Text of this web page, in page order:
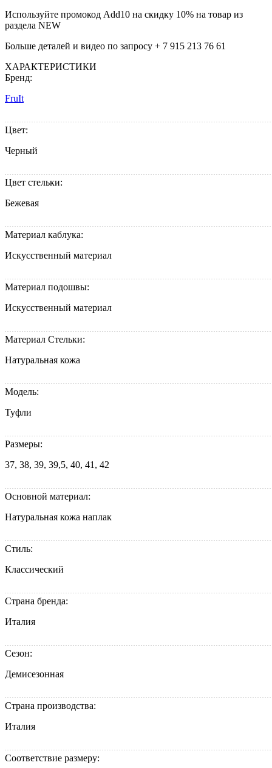
Используйте промокод Add10 на скидку 10% на товар из
раздела NEW
Больше деталей и видео по запросу + 7 915 213 76 61
ХАРАКТЕРИСТИКИ
Бренд:
FruIt
Цвет:
Черный
Цвет стельки:
Бежевая
Материал каблука:
Искусственный материал
Материал подошвы:
Искусственный материал
Материал Стельки:
Натуральная кожа
Модель:
Туфли
Размеры:
37, 38, 39, 39,5, 40, 41, 42
Основной материал:
Натуральная кожа наплак
Стиль:
Классический
Страна бренда:
Италия
Сезон:
Демисезонная
Страна производства:
Италия
Соответствие размеру: